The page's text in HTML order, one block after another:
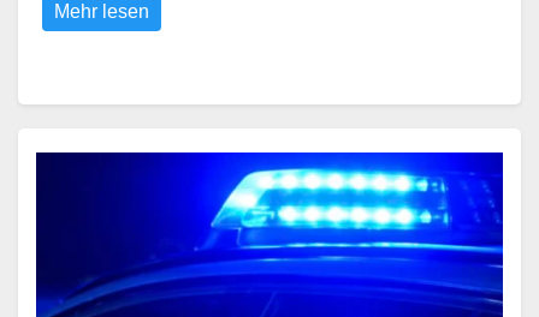
Mehr lesen